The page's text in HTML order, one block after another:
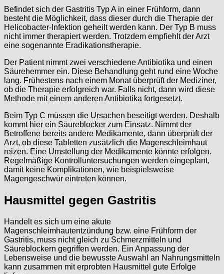
Befindet sich der Gastritis Typ A in einer Frühform, dann
besteht die Möglichkeit, dass dieser durch die Therapie der
Helicobacter-Infektion geheilt werden kann. Der Typ B muss
nicht immer therapiert werden. Trotzdem empfiehlt der Arzt
eine sogenannte Eradikationstherapie.
Der Patient nimmt zwei verschiedene Antibiotika und einen
Säurehemmer ein. Diese Behandlung geht rund eine Woche
lang. Frühestens nach einem Monat überprüft der Mediziner,
ob die Therapie erfolgreich war. Falls nicht, dann wird diese
Methode mit einem anderen Antibiotika fortgesetzt.
Beim Typ C müssen die Ursachen beseitigt werden. Deshalb
kommt hier ein Säureblocker zum Einsatz. Nimmt der
Betroffene bereits andere Medikamente, dann überprüft der
Arzt, ob diese Tabletten zusätzlich die Magenschleimhaut
reizen. Eine Umstellung der Medikamente könnte erfolgen.
Regelmäßige Kontrolluntersuchungen werden eingeplant,
damit keine Komplikationen, wie beispielsweise
Magengeschwür eintreten können.
Hausmittel gegen Gastritis
Handelt es sich um eine akute
Magenschleimhautentzündung bzw. eine Frühform der
Gastritis, muss nicht gleich zu Schmerzmitteln und
Säureblockern gegriffen werden. Ein Anpassung der
Lebensweise und die bewusste Auswahl an Nahrungsmitteln
kann zusammen mit erprobten Hausmittel gute Erfolge